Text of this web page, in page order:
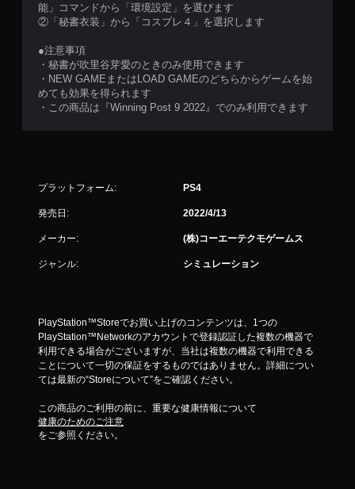
能」コマンドから「環境設定」を選びます
②「秘書衣装」から「コスプレ４」を選択します
●注意事項
・秘書が吹里谷芽愛のときのみ使用できます
・NEW GAMEまたはLOAD GAMEのどちらからゲームを始
めても効果を得られます
・この商品は『Winning Post 9 2022』でのみ利用できます
プラットフォーム: PS4
発売日: 2022/4/13
メーカー: (株)コーエーテクモゲームス
ジャンル: シミュレーション
PlayStation™Storeでお買い上げのコンテンツは、1つの
PlayStation™Networkのアカウントで登録認証した複数の機器で
利用できる場合がございますが、当社は複数の機器で利用できる
ことについて一切の保証をするものではありません。詳細につい
ては最新の“Storeについて”をご確認ください。
この商品のご利用の前に、重要な健康情報について
健康のためのご注意
をご参照ください。